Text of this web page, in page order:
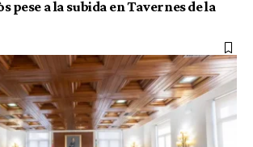
pese a la subida en Tavernes de la